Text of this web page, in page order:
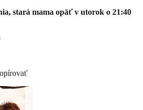
stará mama opäť v utorok o 21:40